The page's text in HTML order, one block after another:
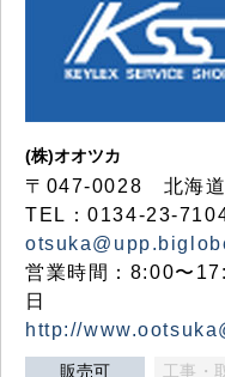
(株)オオツカ
〒047-0028 北海道
TEL：0134-23-
営業時間：8:00〜
日
http://
販売可 工事・